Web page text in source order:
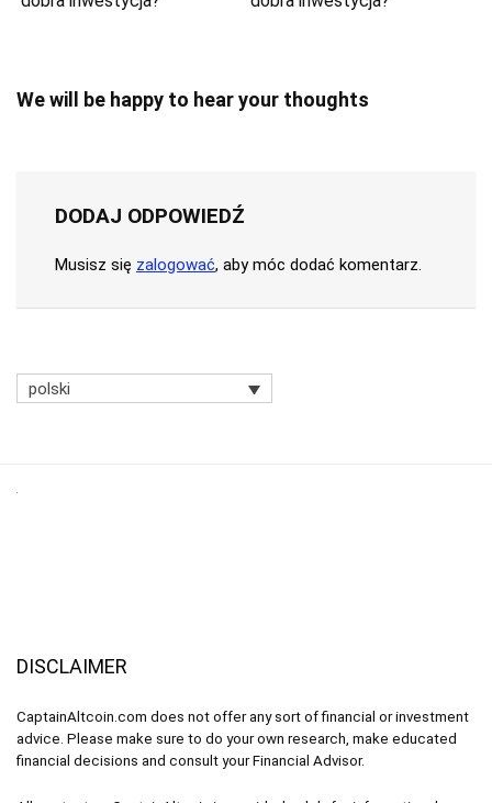
We will be happy to hear your thoughts
DODAJ ODPOWIEDŹ
Musisz się zalogować, aby móc dodać komentarz.
polski
DISCLAIMER
CaptainAltcoin.com does not offer any sort of financial or investment
advice. Please make sure to do your own research, make educated
financial decisions and consult your Financial Advisor.